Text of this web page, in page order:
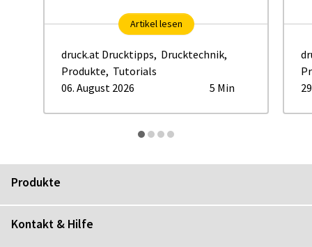
Artikel lesen
druck.at Drucktipps, Drucktechnik,
Produkte, Tutorials
06. August 2026
5 Min
Produkte
Kontakt & Hilfe